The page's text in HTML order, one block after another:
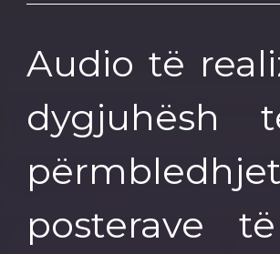
Audio të
dygjuhësh
posterave